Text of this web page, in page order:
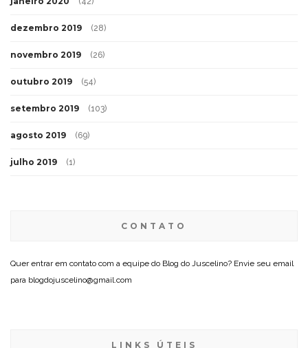
dezembro 2019 (28)
novembro 2019 (26)
outubro 2019 (54)
setembro 2019 (103)
agosto 2019 (69)
julho 2019 (1)
CONTATO
Quer entrar em contato com a equipe do Blog do Juscelino? Envie seu email
para blogdojuscelino@gmail.com
LINKS ÚTEIS